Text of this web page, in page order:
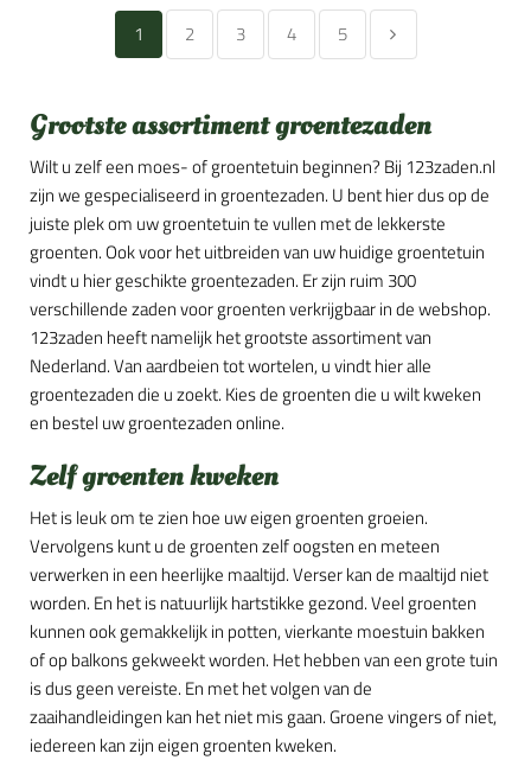
1 2 3 4 5
Grootste assortiment groentezaden
Wilt u zelf een moes- of groentetuin beginnen? Bij 123zaden.nl
zijn we gespecialiseerd in groentezaden. U bent hier dus op de
juiste plek om uw groentetuin te vullen met de lekkerste
groenten. Ook voor het uitbreiden van uw huidige groentetuin
vindt u hier geschikte groentezaden. Er zijn ruim 300
verschillende zaden voor groenten verkrijgbaar in de webshop.
123zaden heeft namelijk het grootste assortiment van
Nederland. Van aardbeien tot wortelen, u vindt hier alle
groentezaden die u zoekt. Kies de groenten die u wilt kweken
en bestel uw groentezaden online.
Zelf groenten kweken
Het is leuk om te zien hoe uw eigen groenten groeien.
Vervolgens kunt u de groenten zelf oogsten en meteen
verwerken in een heerlijke maaltijd. Verser kan de maaltijd niet
worden. En het is natuurlijk hartstikke gezond. Veel groenten
kunnen ook gemakkelijk in potten, vierkante moestuin bakken
of op balkons gekweekt worden. Het hebben van een grote tuin
is dus geen vereiste. En met het volgen van de
zaaihandleidingen kan het niet mis gaan. Groene vingers of niet,
iedereen kan zijn eigen groenten kweken.